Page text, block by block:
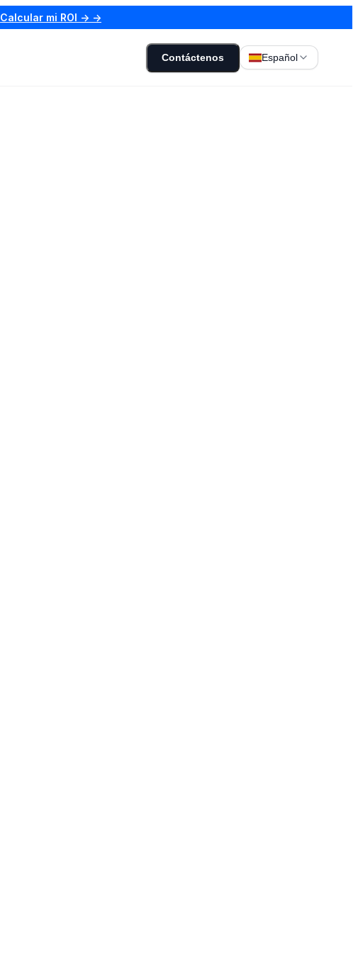
Calcular mi ROI → →
Contáctenos Español